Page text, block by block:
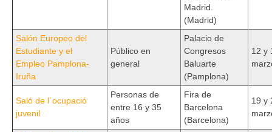
Madrid.
(Madrid)
Salón Europeo del
Estudiante y el
Empleo Pamplona-
Iruña
Público en
general
Palacio de
Congresos
Baluarte
(Pamplona)
12 y
Saló de l´ocupació
juvenil
Personas de
entre 16 y 35
años
Fira de
Barcelona
(Barcelona)
19 y